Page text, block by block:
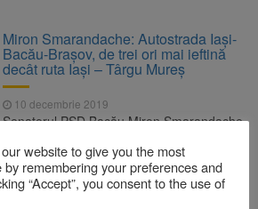
Miron Smarandache: Autostrada Iaşi-
Bacău-Braşov, de trei ori mai ieftină
decât ruta Iaşi – Târgu Mureş
10 decembrie 2019
Senatorul PSD Bacău Miron Smarandache
parlamentare subiectul realizării
Autostrăzii Moldovei, pe structura
creionată de un studiu profesionist
website to give you the most
by remembering your preferences and
“Accept”, you consent to the use of